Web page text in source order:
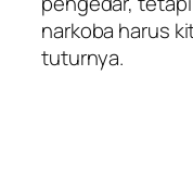
narkoba harus
tuturnya.